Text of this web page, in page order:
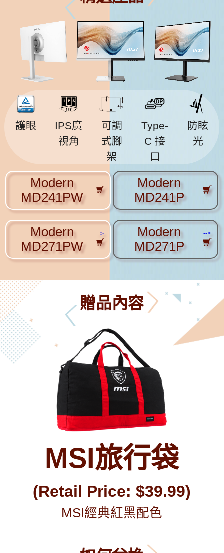
護眼
IPS廣
視角
可調
式腳
架
Type-
C 接
口
防眩
光
Modern
MD241PW
Modern
MD271PW
-->
Modern
MD241P
Modern
MD271P
-->
贈品內容
MSI旅行袋
(Retail Price: $39.99)
MSI經典紅黑配色